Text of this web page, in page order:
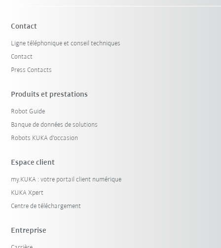
Contact
Ligne téléphonique et conseil techniques
Contact
Press Contacts
Produits et prestations
Robot Guide
Banque de données de solutions
Robots KUKA d'occasion
Espace client
my.KUKA : votre portail client numérique
KUKA Xpert
Centre de téléchargement
Entreprise